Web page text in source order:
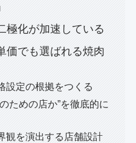
極化が加速している
価でも選ばれる焼肉
設定の根拠をつくる
ための店か”を徹底的に
観を演出する店舗設計